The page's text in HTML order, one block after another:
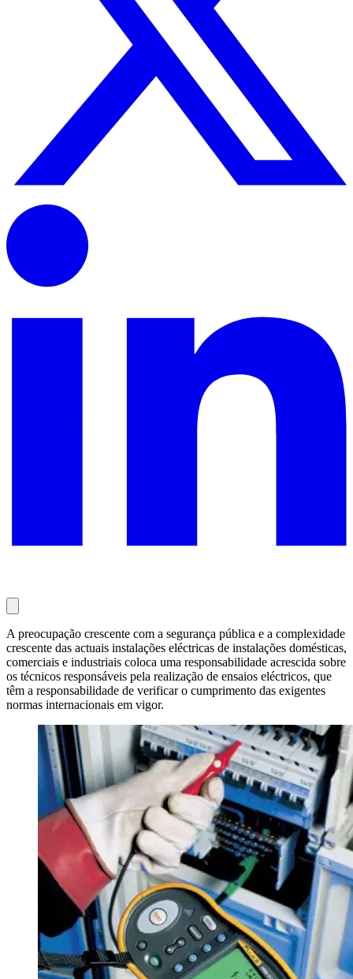
A preocupação crescente com a segurança pública e a complexidade
crescente das actuais instalações eléctricas de instalações domésticas,
comerciais e industriais coloca uma responsabilidade acrescida sobre
os técnicos responsáveis pela realização de ensaios eléctricos, que
têm a responsabilidade de verificar o cumprimento das exigentes
normas internacionais em vigor.